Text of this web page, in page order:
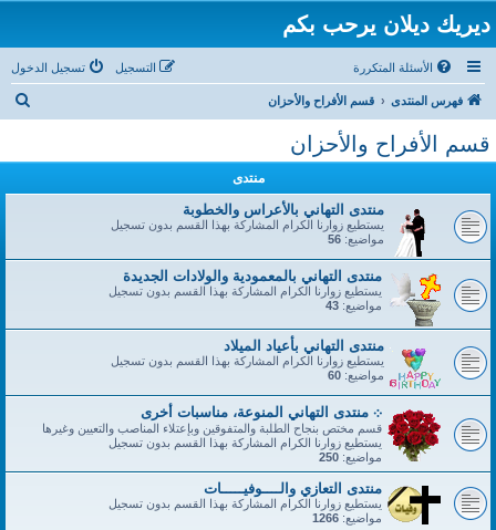
ديريك ديلان يرحب بكم
الأسئلة المتكررة تسجيل الدخول التسجيل
فهرس المنتدى قسم الأفراح والأحزان
قسم الأفراح والأحزان
منتدى
منتدى التهاني بالأعراس والخطوبة
يستطيع زوارنا الكرام المشاركة بهذا القسم بدون تسجيل
مواضيع: 56
منتدى التهاني بالمعمودية والولادات الجديدة
يستطيع زوارنا الكرام المشاركة بهذا القسم بدون تسجيل
مواضيع: 43
منتدى التهاني بأعياد الميلاد
يستطيع زوارنا الكرام المشاركة بهذا القسم بدون تسجيل
مواضيع: 60
܀ منتدى التهاني المنوعة، مناسبات أخرى
قسم مختص بنجاح الطلبة والمتفوقين وبإعتلاء المناصب والتعيين وغيرها
يستطيع زوارنا الكرام المشاركة بهذا القسم بدون تسجيل
مواضيع: 250
منتدى التعازي والــــوفيـــــات
يستطيع زوارنا الكرام المشاركة بهذا القسم بدون تسجيل
مواضيع: 1266